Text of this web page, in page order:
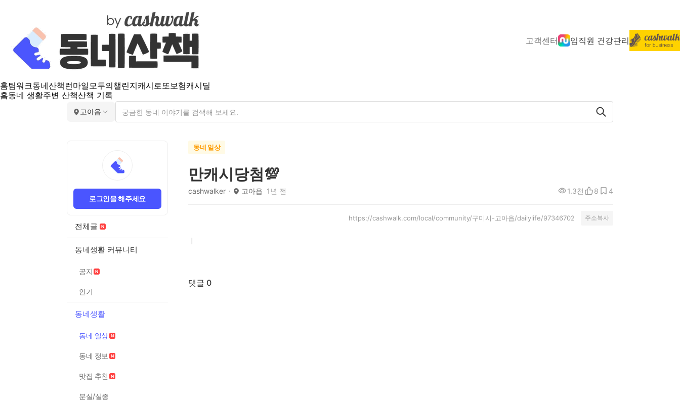
고객센터 임직원 건강관리
홈팀워크동네산책 런마일모두의챌린지캐시로또보험캐시딜
홈동네 생활주변 산책산책 기록
고아읍
로그인을 해주세요
전체글
동네생활 커뮤니티
공지
인기
동네생활
동네 일상
동네 정보
맛집 추천
분실/실종
동네 일상
만캐시당첨💯
cashwalker 고아읍 1년 전 1.3천 8 4
https://cashwalk.com/local/community/구미시-고아읍/dailylife/97346702 주소복사
ㅣ
댓글 0